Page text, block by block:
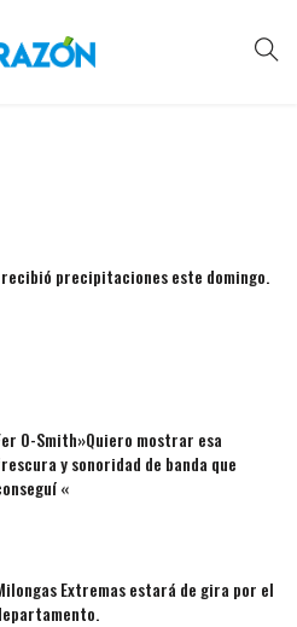
precipitaciones este domingo.
O-Smith»Quiero mostrar esa
y sonoridad de banda que
«
Extremas estará de gira por el